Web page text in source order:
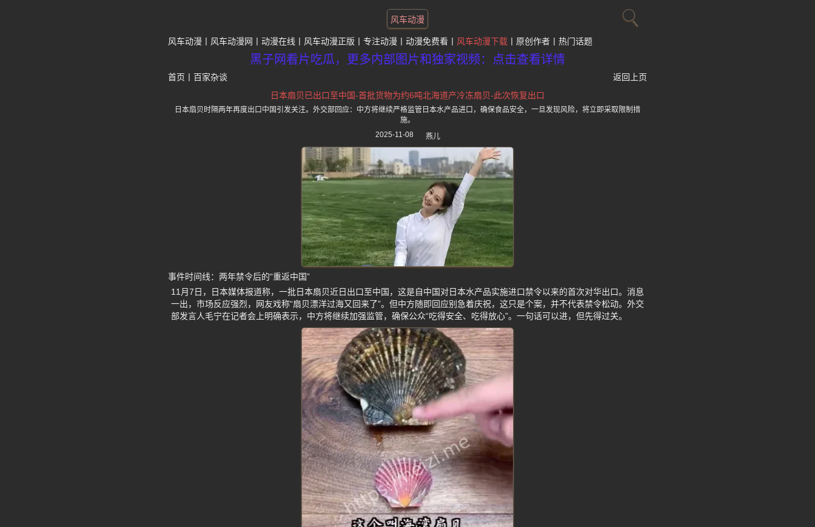
风车动漫
风车动漫 风车动漫网 动漫在线 风车动漫正版 专注动漫 动漫免费看 风车动漫下载 原创作者 热门话题
黑子网看片吃瓜，更多内部图片和独家视频：点击查看详情
首页 百家杂谈
返回上页
日本扇贝已出口至中国-首批货物为约6吨北海道产冷冻扇贝-此次恢复出口
日本扇贝时隔两年再度出口中国引发关注。外交部回应：中方将继续严格监管日本水产品进口，确保食品安全，一旦发现风险，将立即采取限制措
施。
2025-11-08
燕儿
事件时间线：两年禁令后的“重返中国”
11月7日，日本媒体报道称，一批日本扇贝近日出口至中国，这是自中国对日本水产品实施进口禁令以来的首次对华出口。消息
一出，市场反应强烈，网友戏称“扇贝漂洋过海又回来了”。但中方随即回应别急着庆祝，这只是个案，并不代表禁令松动。外交
部发言人毛宁在记者会上明确表示，中方将继续加强监管，确保公众“吃得安全、吃得放心”。一句话可以进，但先得过关。